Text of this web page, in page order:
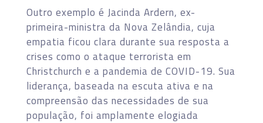
Outro exemplo é Jacinda Ardern, ex-
primeira-ministra da Nova Zelândia, cuja
empatia ficou clara durante sua resposta a
crises como o ataque terrorista em
Christchurch e a pandemia de COVID-19. Sua
liderança, baseada na escuta ativa e na
compreensão das necessidades de sua
população, foi amplamente elogiada